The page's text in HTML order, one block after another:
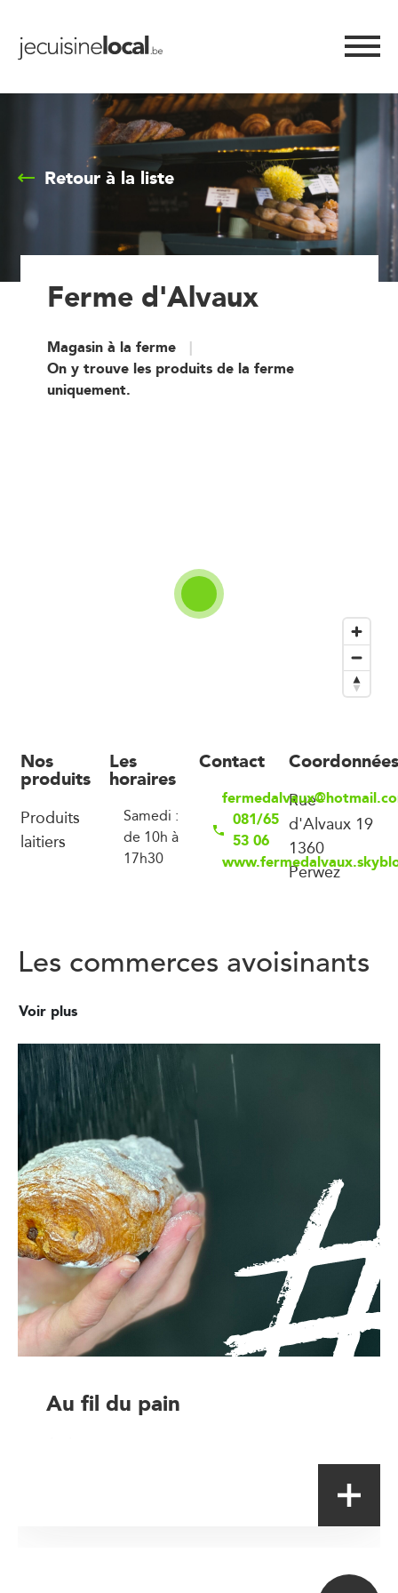
Retour à la liste
Ferme d'Alvaux
Magasin à la ferme
On y trouve les produits de la ferme
uniquement.
Nos
produits
Produits
laitiers
Les
horaires
Samedi :
de 10h à
17h30
Contact
081/65
53 06
Coordonnées
Rue
d'Alvaux 19
1360
Perwez
Les commerces avoisinants
Voir plus
Au fil du pain